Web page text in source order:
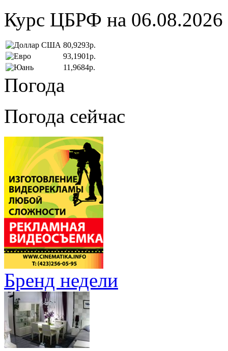
Курс ЦБРФ на 06.08.2026
80,9293р.
93,1901р.
11,9684р.
Погода
Погода сейчас
Бренд недели